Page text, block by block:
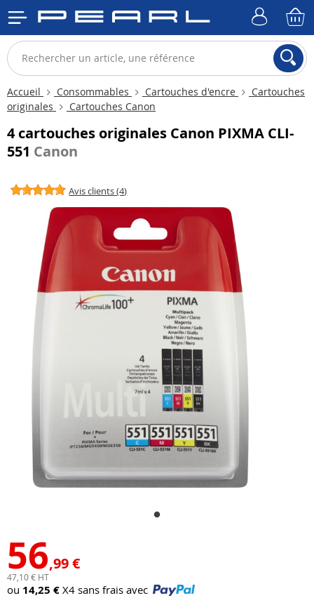
Accueil Consommables Cartouches d'encre
Cartouches
originales
Cartouches Canon
4 cartouches originales Canon PIXMA CLI-
551 Canon
Avis clients (4)
56,99 €
47,10 € HT
ou 14,25 € X4 sans frais avec